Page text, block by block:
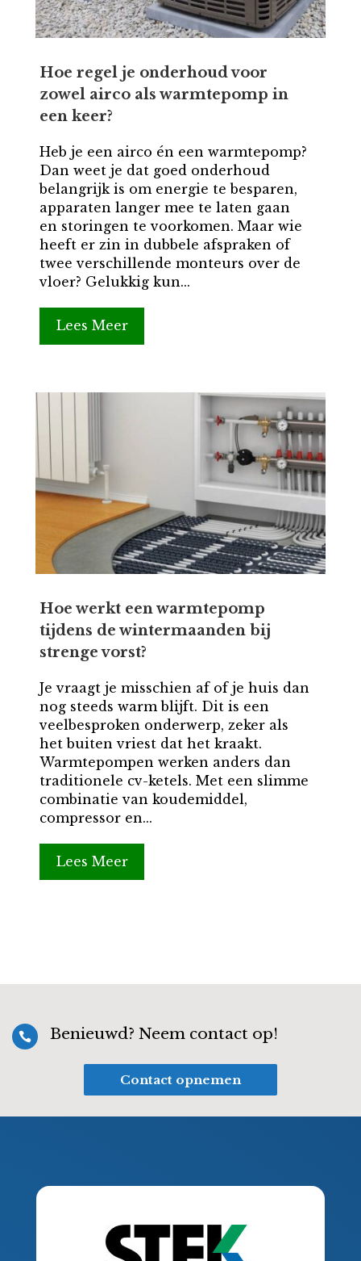
Hoe regel je onderhoud voor
zowel airco als warmtepomp in
een keer?
Heb je een airco én een warmtepomp?
Dan weet je dat goed onderhoud
belangrijk is om energie te besparen,
apparaten langer mee te laten gaan
en storingen te voorkomen. Maar wie
heeft er zin in dubbele afspraken of
twee verschillende monteurs over de
vloer? Gelukkig kun...
Lees Meer
Hoe werkt een warmtepomp
tijdens de wintermaanden bij
strenge vorst?
Je vraagt je misschien af of je huis dan
nog steeds warm blijft. Dit is een
veelbesproken onderwerp, zeker als
het buiten vriest dat het kraakt.
Warmtepompen werken anders dan
traditionele cv-ketels. Met een slimme
combinatie van koudemiddel,
compressor en...
Lees Meer
 Benieuwd? Neem contact op!
Contact opnemen